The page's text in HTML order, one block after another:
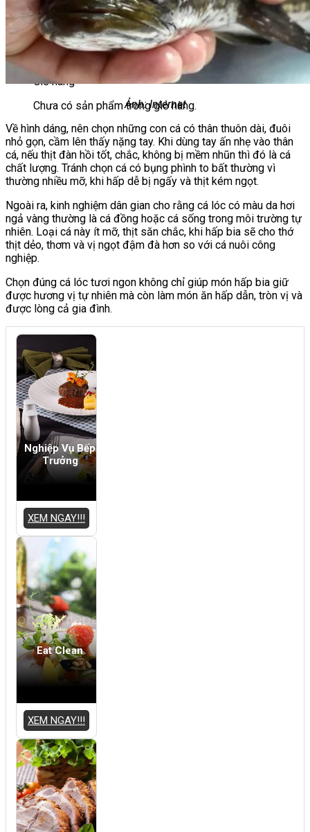
Chưa có sản phẩm trong giỏ hàng.
Giỏ hàng
Chưa có sản phẩm trong giỏ hàng.
Ảnh: Internet
Về hình dáng, nên chọn những con cá có thân thuôn dài, đuôi
nhỏ gọn, cầm lên thấy nặng tay. Khi dùng tay ấn nhẹ vào thân
cá, nếu thịt đàn hồi tốt, chắc, không bị mềm nhũn thì đó là cá
chất lượng. Tránh chọn cá có bụng phình to bất thường vì
thường nhiều mỡ, khi hấp dễ bị ngấy và thịt kém ngọt.
Ngoài ra, kinh nghiệm dân gian cho rằng cá lóc có màu da hơi
ngả vàng thường là cá đồng hoặc cá sống trong môi trường tự
nhiên. Loại cá này ít mỡ, thịt săn chắc, khi hấp bia sẽ cho thớ
thịt dẻo, thơm và vị ngọt đậm đà hơn so với cá nuôi công
nghiệp.
Chọn đúng cá lóc tươi ngon không chỉ giúp món hấp bia giữ
được hương vị tự nhiên mà còn làm món ăn hấp dẫn, tròn vị và
được lòng cả gia đình.
Nghiệp Vụ Bếp
Trưởng
XEM NGAY!!!
Eat Clean
XEM NGAY!!!